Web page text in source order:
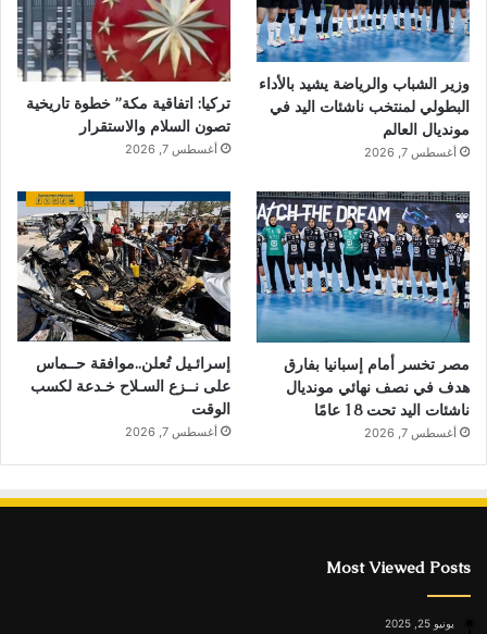
وزير الشباب والرياضة يشيد بالأداء
البطولي لمنتخب ناشئات اليد في
مونديال العالم
أغسطس 7, 2026
تركيا: اتفاقية مكة” خطوة تاريخية
تصون السلام والاستقرار
أغسطس 7, 2026
مصر تخسر أمام إسبانيا بفارق
هدف في نصف نهائي مونديال
ناشئات اليد تحت 18 عامًا
أغسطس 7, 2026
إسرائـيل تُعلن..موافقة حــماس
على نــزع السـلاح خـدعة لكسب
الوقت
أغسطس 7, 2026
Most Viewed Posts
يونيو 25, 2025